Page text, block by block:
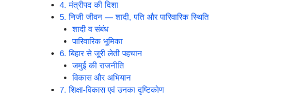
4. मंत्रीपद की दिशा
5. निजी जीवन — शादी, पति और पारिवारिक स्थिति
शादी व संबंध
पारिवारिक भूमिका
6. बिहार से जूरी लेती पहचान
जमुई की राजनीति
विकास और अभियान
7. शिक्षा-विकास एवं उनका दृष्टिकोण